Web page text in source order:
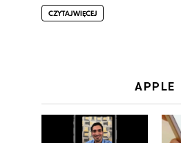
CZYTAJ WIĘCEJ
APPLE